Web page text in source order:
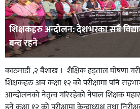
शिक्षकहरु अन्दाेलन: देशभरका सबै
बन्द रहने
काठमाडौं ,२ बैशाख । शैक्षिक हड्ताल घोषणा
शिक्षकहरु अब कक्षा १२ को परीक्षामा पनि
आन्दोलनको नेतृत्व गरिरहेको नेपाल शिक्षक